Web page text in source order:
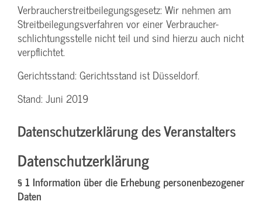
Verbraucher­streitbeilegungs­gesetz: Wir nehmen am
Streit­beilegungs­verfahren vor einer Verbraucher­
schlichtungs­stelle nicht teil und sind hierzu auch nicht
verpflichtet.
Gerichtsstand: Gerichtsstand ist Düsseldorf.
Stand: Juni 2019
Datenschutzerklärung des Veranstalters
Datenschutzerklärung
§ 1 Information über die Erhebung personenbezogener
Daten